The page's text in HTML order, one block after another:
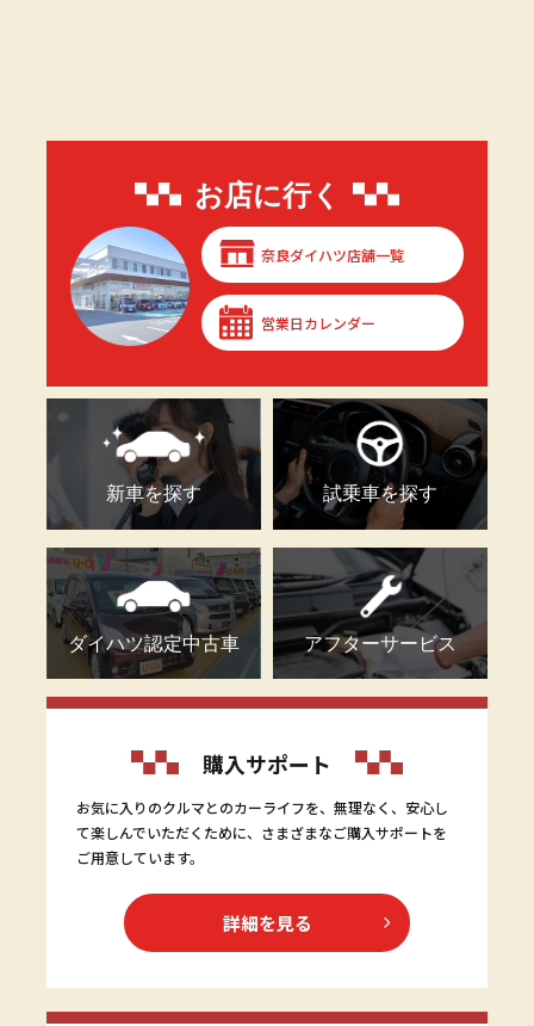
お店に行く
奈良ダイハツ店舗一覧
営業日カレンダー
新車を探す 試乗車を探す
ダイハツ認定中古車 アフターサービス
購入サポート
お気に入りのクルマとのカーライフを、無理なく、安心し
て楽しんでいただくために、さまざまなご購入サポートを
ご用意しています。
詳細を見る